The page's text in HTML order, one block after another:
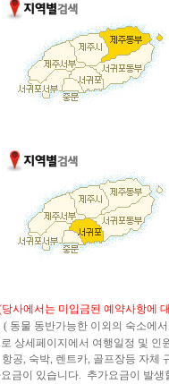
사에서는 미입금된 예약사항에
동물 동반가능한 이외의 숙소에
상세페이지에서 여행일정 및 인
공, 숙박, 렌트카, 골프장등 자체
금이 있습니다. 추가요금이 발